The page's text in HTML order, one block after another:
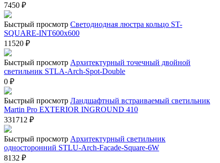
7450 ₽
Быстрый просмотр Светодиодная люстра кольцо ST-
SQUARE-INT600x600
11520 ₽
Быстрый просмотр Архитектурный точечный двойной
светильник STLA-Arch-Spot-Double
0 ₽
Быстрый просмотр Ландшафтный встраиваемый светильник
Martin Pro EXTERIOR INGROUND 410
331712 ₽
Быстрый просмотр Архитектурный светильник
односторонний STLU-Arch-Facade-Square-6W
8132 ₽